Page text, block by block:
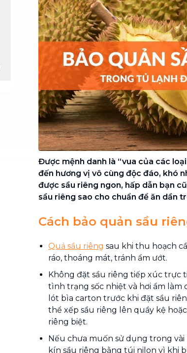
Chuyển nhà trọn gói, không lo dọn
dẹp nơi đi nơi đến
Vệ sinh công nghiệp NEW
Vệ sinh chuyên nghiệp cho văn
phòng, nhà xưởng, công trình lớn
Được mệnh danh là “vua của các
đến hương vị vô cùng độc đáo, khó
được sầu riêng ngon, hấp dẫn bạn
sầu riêng sao cho chuẩn để ăn dần
Cách bảo quản sầu
Quả sầu riêng sau khi thu hoạch
ráo, thoáng mát, tránh ẩm ướt.
Không đặt sầu riêng tiếp xúc trực
tình trạng sốc nhiệt và hơi ẩm làm
lót bìa carton trước khi đặt sầu
thể xếp sầu riêng lên quầy kệ
riêng biệt.
Nếu chưa muốn sử dụng trong
kín sầu riêng bằng túi nilon vì khi